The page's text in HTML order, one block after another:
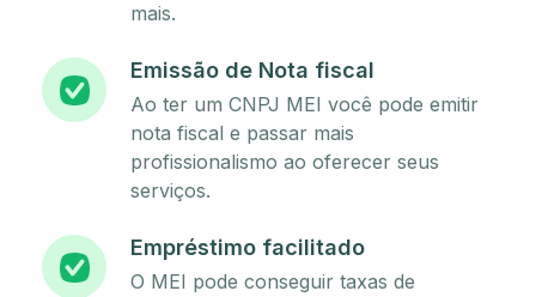
mais.
Emissão de Nota fiscal
Ao ter um CNPJ MEI você pode emitir
nota fiscal e passar mais
profissionalismo ao oferecer seus
serviços.
Empréstimo facilitado
O MEI pode conseguir taxas de